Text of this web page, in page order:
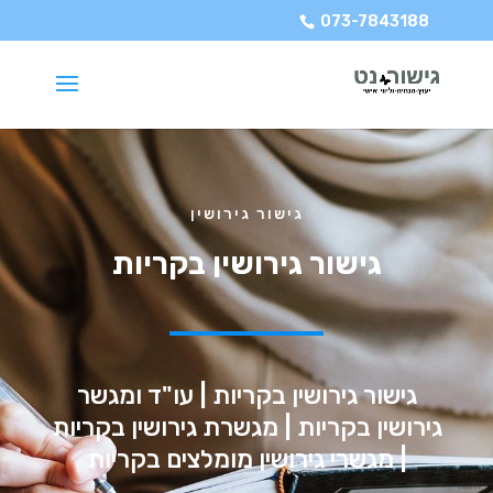
073-7843188
גישור גירושין
גישור גירושין בקריות
גישור גירושין בקריות | עו"ד ומגשר
גירושין בקריות | מגשרת גירושין בקריות
| מגשרי גירושין מומלצים בקריות